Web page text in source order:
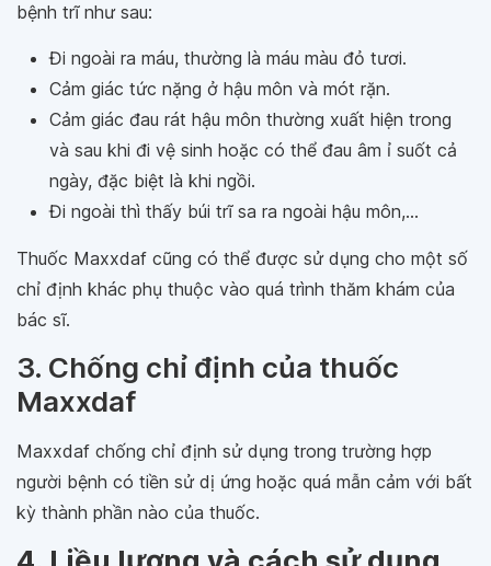
bệnh trĩ như sau:
Đi ngoài ra máu, thường là máu màu đỏ tươi.
Cảm giác tức nặng ở hậu môn và mót rặn.
Cảm giác đau rát hậu môn thường xuất hiện trong
và sau khi đi vệ sinh hoặc có thể đau âm ỉ suốt cả
ngày, đặc biệt là khi ngồi.
Đi ngoài thì thấy búi trĩ sa ra ngoài hậu môn,...
Thuốc Maxxdaf cũng có thể được sử dụng cho một số
chỉ định khác phụ thuộc vào quá trình thăm khám của
bác sĩ.
3. Chống chỉ định của thuốc
Maxxdaf
Maxxdaf chống chỉ định sử dụng trong trường hợp
người bệnh có tiền sử dị ứng hoặc quá mẫn cảm với bất
kỳ thành phần nào của thuốc.